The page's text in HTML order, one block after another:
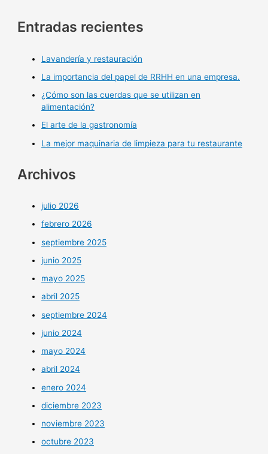
Entradas recientes
Lavandería y restauración
La importancia del papel de RRHH en una empresa.
¿Cómo son las cuerdas que se utilizan en
alimentación?
El arte de la gastronomía
La mejor maquinaria de limpieza para tu restaurante
Archivos
julio 2026
febrero 2026
septiembre 2025
junio 2025
mayo 2025
abril 2025
septiembre 2024
junio 2024
mayo 2024
abril 2024
enero 2024
diciembre 2023
noviembre 2023
octubre 2023